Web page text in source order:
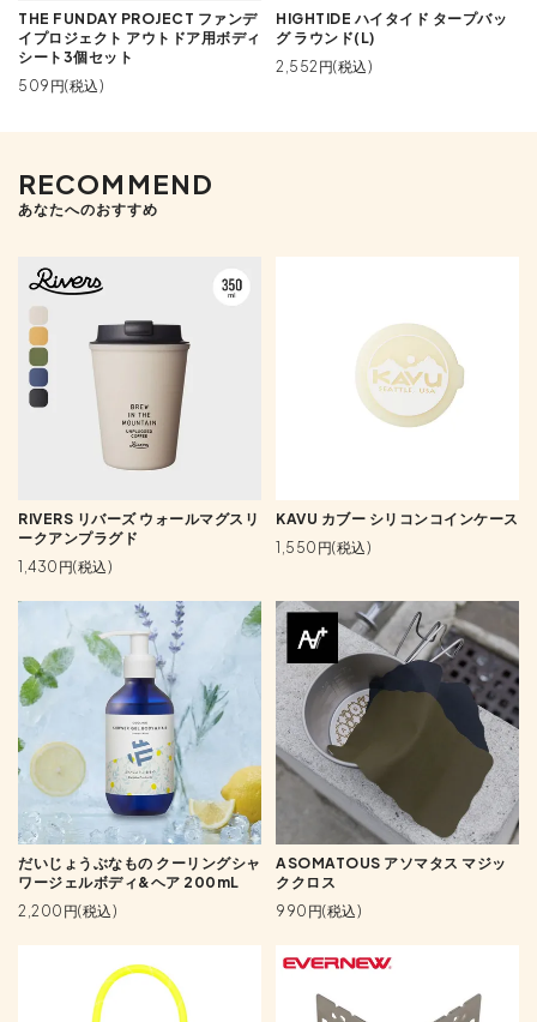
THE FUNDAY PROJECT ファンデ
イプロジェクト アウトドア用ボディ
シート3個セット
509円(税込)
HIGHTIDE ハイタイド タープバッ
グ ラウンド(L)
2,552円(税込)
RECOMMEND
あなたへのおすすめ
RIVERS リバーズ ウォールマグスリ
ークアンプラグド
1,430円(税込)
KAVU カブー シリコンコインケース
1,550円(税込)
だいじょうぶなもの クーリングシャ
ワージェルボディ&ヘア 200mL
2,200円(税込)
ASOMATOUS アソマタス マジッ
ククロス
990円(税込)